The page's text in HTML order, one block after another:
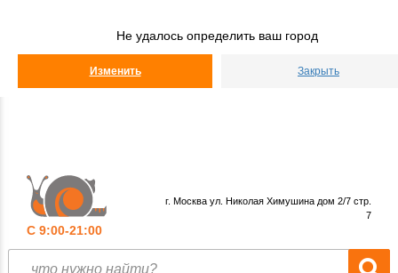
Не удалось определить ваш город
Изменить Закрыть
С 9:00-21:00
г. Москва ул. Николая Химушина дом 2/7 стр.
7